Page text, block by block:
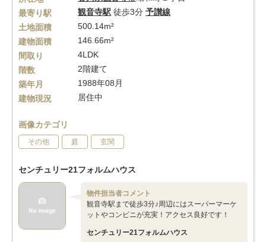
最寄り駅
観音寺駅 徒歩3分 予讃線
土地面積
500.14m²
建物面積
146.66m²
間取り
4LDK
階数
2階建て
築年月
1988年08月
建物現況
居住中
画像カテゴリ
その他 庭 玄関
センチュリー21フォルムハウス
物件担当者コメント
観音寺駅まで徒歩3分♪周辺にはスーパーマーケ
ットやコンビニが充実！アクセス良好です！
センチュリー21フォルムハウス